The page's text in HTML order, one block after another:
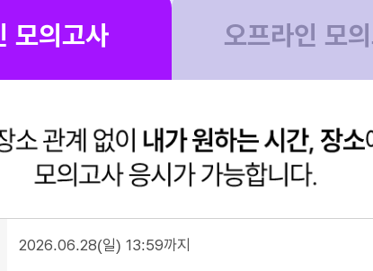
모의고사 오프라인 모
2026.06.28(일) 13:59까지